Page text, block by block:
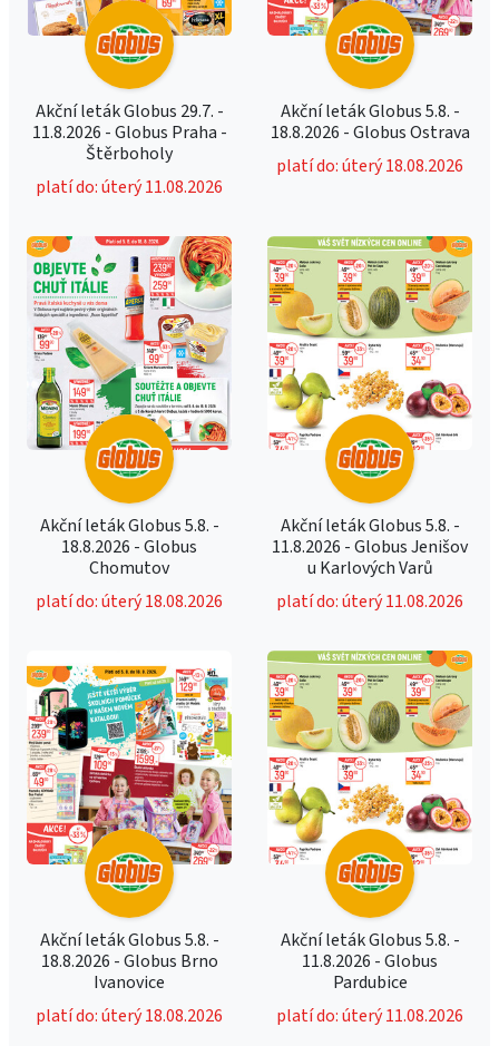
Akční leták Globus 29.7. -
11.8.2026 - Globus Praha -
Štěrboholy
platí do: úterý 11.08.2026
Akční leták Globus 5.8. -
18.8.2026 - Globus Ostrava
platí do: úterý 18.08.2026
Akční leták Globus 5.8. -
18.8.2026 - Globus
Chomutov
platí do: úterý 18.08.2026
Akční leták Globus 5.8. -
11.8.2026 - Globus Jenišov
u Karlových Varů
platí do: úterý 11.08.2026
Akční leták Globus 5.8. -
18.8.2026 - Globus Brno
Ivanovice
platí do: úterý 18.08.2026
Akční leták Globus 5.8. -
11.8.2026 - Globus
Pardubice
platí do: úterý 11.08.2026